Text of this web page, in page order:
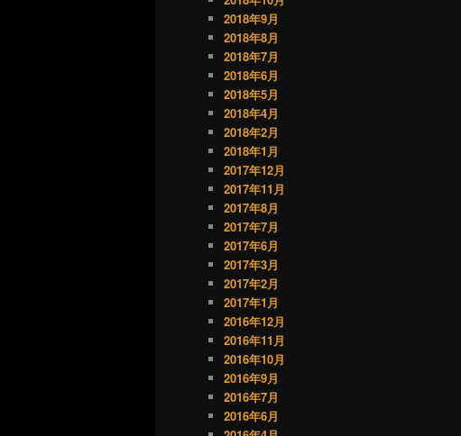
2018年9月
2018年8月
2018年7月
2018年6月
2018年5月
2018年4月
2018年2月
2018年1月
2017年12月
2017年11月
2017年8月
2017年7月
2017年6月
2017年3月
2017年2月
2017年1月
2016年12月
2016年11月
2016年10月
2016年9月
2016年7月
2016年6月